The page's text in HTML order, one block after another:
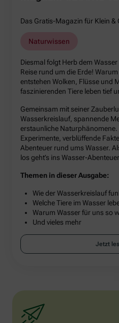
Das Gratis-Magazin für Klein &
Naturwissen
Diesmal folgt Herb dem
Reise rund um die Erde!
entstehen Wolken, Flüsse und
faszinierenden Tiere leben tief
Gemeinsam mit seiner
Wasserkreislauf, spannende
erstaunliche
Experimente, verblüffende
Abenteuer rund ums Wasser.
los geht’s ins Wasser-
Themen in dieser Ausgabe:
Wie der Wasserkreislauf
Welche Tiere im Wasser
Warum Wasser für uns so
Und vieles mehr
Jetzt